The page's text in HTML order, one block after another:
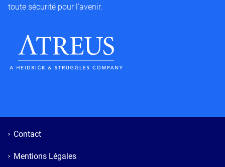
toute sécurité pour l’avenir.
Contact
Mentions Légales